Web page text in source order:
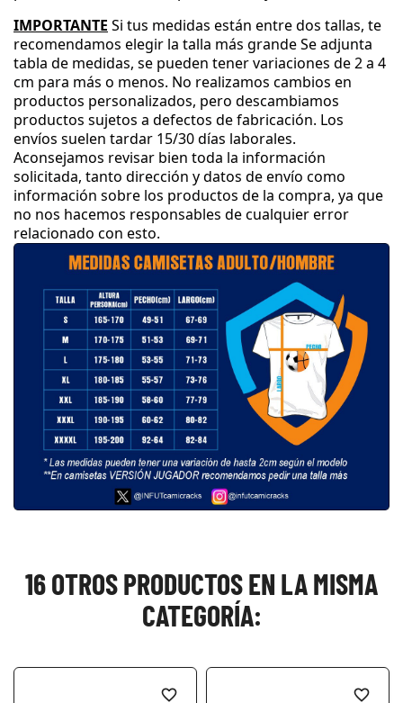
IMPORTANTE Si tus medidas están entre dos tallas, te
recomendamos elegir la talla más grandeSe adjunta
tabla de medidas, se pueden tener variaciones de 2 a 4
cm para más o menos. No realizamos cambios en
productos personalizados, pero descambiamos
productos sujetos a defectos de fabricación. Los
envíos suelen tardar 15/30 días laborales.
Aconsejamos revisar bien toda la información
solicitada, tanto dirección y datos de envío como
información sobre los productos de la compra, ya que
no nos hacemos responsables de cualquier error
relacionado con esto.
16 OTROS PRODUCTOS EN LA MISMA
CATEGORÍA:
favorite_border favorite_border